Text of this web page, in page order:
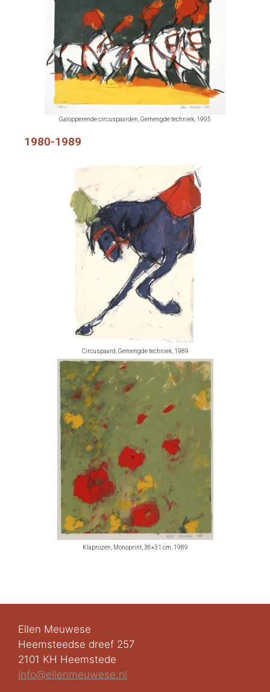
Galopperende circuspaarden, Gemengde techniek, 1995
1980-1989
Circuspaard, Gemengde techniek, 1989
Klaprozen, Monoprint, 36×31 cm, 1989
Ellen Meuwese
Heemsteedse dreef 257
2101 KH Heemstede
info@ellenmeuwese.nl